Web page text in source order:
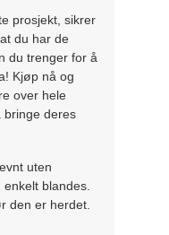
prosjekt, sikrer
du har de
du trenger for å
Kjøp nå og
over hele
bringe deres
uten
blandes.
den er herdet.